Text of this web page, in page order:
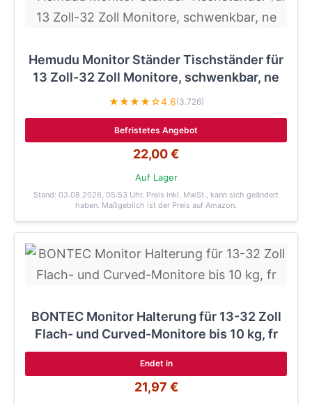
Hemudu Monitor Ständer Tischständer für
13 Zoll-32 Zoll Monitore, schwenkbar, ne
★★★★☆4.6(3.726)
Befristetes Angebot
22,00 €
Auf Lager
Stand: 03.08.2026, 05:53 Uhr. Preis inkl. MwSt., kann sich geändert
haben. Maßgeblich ist der Preis auf Amazon.
BONTEC Monitor Halterung für 13-32 Zoll
Flach- und Curved-Monitore bis 10 kg, fr
Endet in
21,97 €